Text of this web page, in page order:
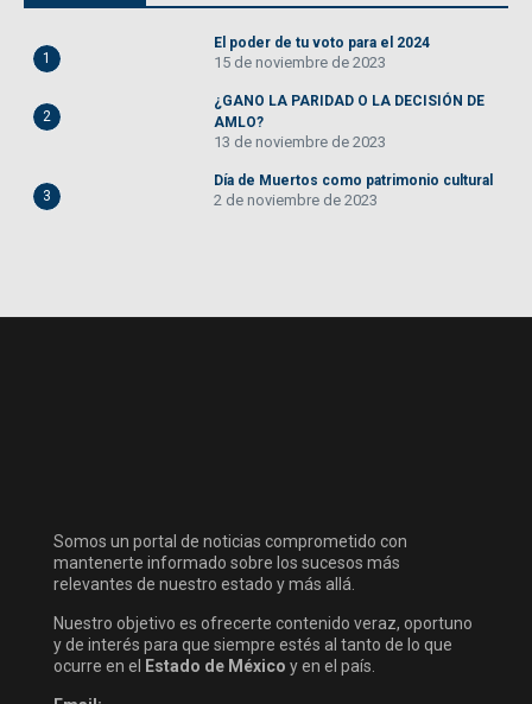
1
El poder de tu voto para el 2024
15 de noviembre de 2023
2
¿GANO LA PARIDAD O LA DECISIÓN DE
AMLO?
13 de noviembre de 2023
3
Día de Muertos como patrimonio cultural
2 de noviembre de 2023
Somos un portal de noticias comprometido con
mantenerte informado sobre los sucesos más
relevantes de nuestro estado y más allá.
Nuestro objetivo es ofrecerte contenido veraz, oportuno
y de interés para que siempre estés al tanto de lo que
ocurre en el
Estado de México y en el país.